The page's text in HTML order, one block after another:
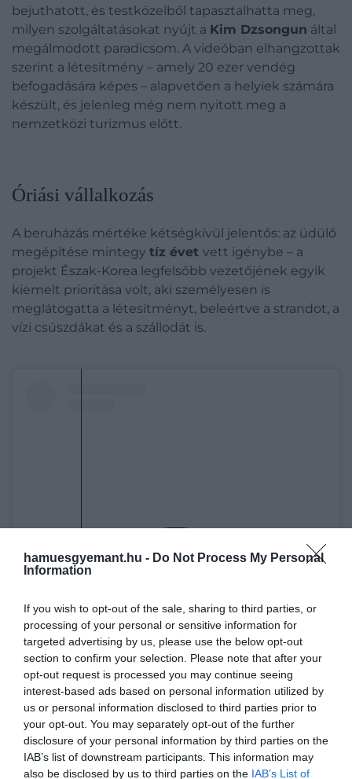
hamuesgyemant.hu - Do Not Process My Personal
Information
If you wish to opt-out of the sale, sharing to third parties, or
processing of your personal or sensitive information for
targeted advertising by us, please use the below opt-out
section to confirm your selection. Please note that after your
opt-out request is processed you may continue seeing
interest-based ads based on personal information utilized by
us or personal information disclosed to third parties prior to
your opt-out. You may separately opt-out of the further
disclosure of your personal information by third parties on the
IAB’s list of downstream participants. This information may
also be disclosed by us to third parties on the IAB’s List of
bejuthatott, és testközelből tapasztalhatta meg,
milyen szolgáltatásokat nyújt a Kim Dzsongun által
megálmodott paradicsom. A videóban elhangzottak
szerint a létesítmény – amely 20 ezer vendég
befogadására képes – alapvetően a helyiek számára
készült, és jelenleg még nem nyitott meg a
nemzetközi turizmus előtt.
Óriási vállalkozás
A beruházás mértéke kétségkívül jelentős: az üdülő
megépítése mintegy tíz évet vett igénybe – a
projekt Észak-Korea legfelsőbb vezetőjének egyik
kiemelt prioritása volt, aki személyesen is
meglátogatta a létesítményt, beleértve a strandot, a
vízi csúszdákat és a szállodát is.
The Wall Street Journal (@wsj) által megosztott bejegyzés